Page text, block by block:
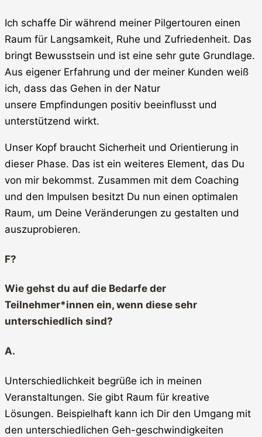
Ich schaffe Dir während meiner Pilgertouren einen
Raum für Langsamkeit, Ruhe und Zufriedenheit. Das
bringt Bewusstsein und ist eine sehr gute Grundlage.
Aus eigener Erfahrung und der meiner Kunden weiß
ich, dass das Gehen in der Natur
unsere Empfindungen positiv beeinflusst und
unterstützend wirkt.
Unser Kopf braucht Sicherheit und Orientierung in
dieser Phase. Das ist ein weiteres Element, das Du
von mir bekommst. Zusammen mit dem Coaching
und den Impulsen besitzt Du nun einen optimalen
Raum, um Deine Veränderungen zu gestalten und
auszuprobieren.
F?
Wie gehst du auf die Bedarfe der
Teilnehmer*innen ein, wenn diese sehr
unterschiedlich sind?
A.
Unterschiedlichkeit begrüße ich in meinen
Veranstaltungen. Sie gibt Raum für kreative
Lösungen. Beispielhaft kann ich Dir den Umgang mit
den unterschiedlichen Geh-geschwindigkeiten